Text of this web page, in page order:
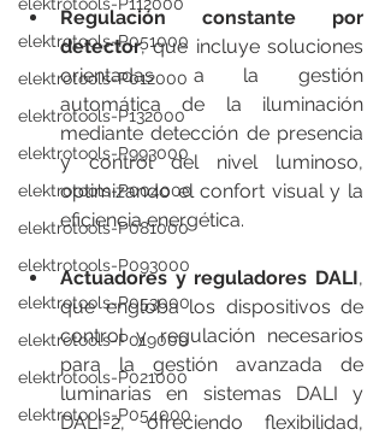
elektrotools-P051000
elektrotools-P012000
elektrotools-P132000
elektrotools-P993000
elektrotools-P004000
elektrotools-P081000
elektrotools-P093000
elektrotools-P053000
elektrotools-P019000
elektrotools-P021000
elektrotools-P054000
Regulación constante por
detector, que incluye soluciones
orientadas a la gestión
automática de la iluminación
mediante detección de presencia
y control del nivel luminoso,
optimizando el confort visual y la
eficiencia energética.
Actuadores y reguladores DALI,
que engloba los dispositivos de
control y regulación necesarios
para la gestión avanzada de
luminarias en sistemas DALI y
DALI-2, ofreciendo flexibilidad,